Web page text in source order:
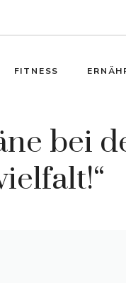
FITNESS
bei